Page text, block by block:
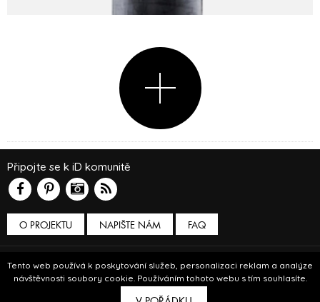
Tento web používá k poskytování služeb, personalizaci reklam a analýze
návštěvnosti soubory cookie. Používáním tohoto webu s tím souhlasíte.
O PROJEKTU NAPIŠTE NÁM
Připojte se k iD komunitě
FAQ
Podmínky používání
© Insidecor 2013-2019.